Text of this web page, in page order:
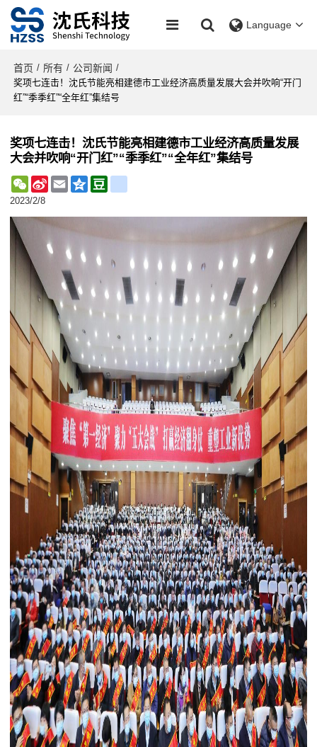
Language
首页 / 所有 / 公司新闻 /
奖项七连击！沈氏节能亮相建德市工业经济高质量发展大会并吹响“开门
红”“季季红”“全年红”集结号
奖项七连击！沈氏节能亮相建德市工业经济高质量发展
大会并吹响“开门红”“季季红”“全年红”集结号
WeChat
Sina
Weibo
Email Qzone
2023/2/8